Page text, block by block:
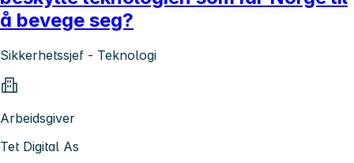
å bevege seg?
Sikkerhetssjef - Teknologi
Arbeidsgiver
Tet Digital As